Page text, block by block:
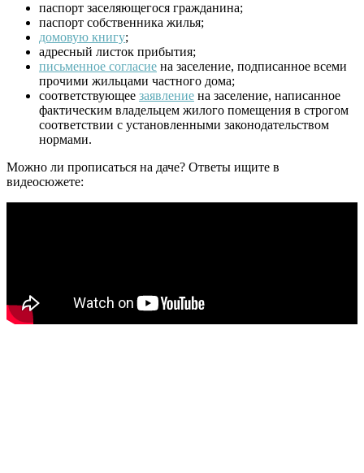
паспорт заселяющегося гражданина;
паспорт собственника жилья;
домовую книгу;
адресный листок прибытия;
письменное согласие на заселение, подписанное всеми
прочими жильцами частного дома;
соответствующее заявление на заселение, написанное
фактическим владельцем жилого помещения в строгом
соответствии с установленными законодательством
нормами.
Можно ли прописаться на даче? Ответы ищите в
видеосюжете: